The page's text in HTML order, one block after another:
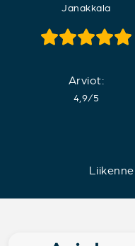
Janakkala
Arviot:
4,9/5